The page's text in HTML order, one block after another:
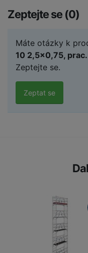
Zeptejte se (0)
Máte otázky k
10 2,5x0,75,
Zeptejte se.
Zeptat se